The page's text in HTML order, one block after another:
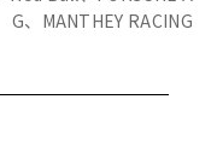
G、MANTHEY RACING